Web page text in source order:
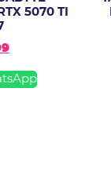
5070 TI